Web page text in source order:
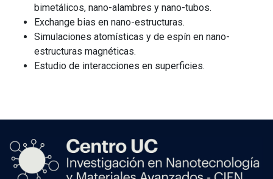
bimetálicos, nano-alambres y nano-tubos.
Exchange bias en nano-estructuras.
Simulaciones atomísticas y de espín en nano-
estructuras magnéticas.
Estudio de interacciones en superficies.